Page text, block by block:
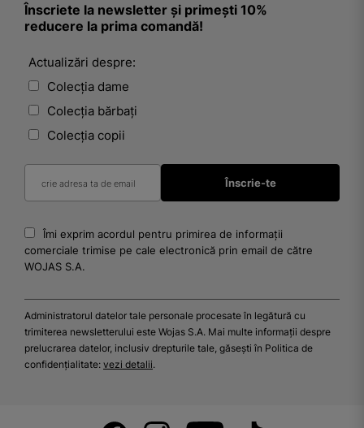
Înscriete la newsletter și primești 10%
reducere la prima comandă!
Actualizări despre:
Colecția dame
Colecția bărbați
Colecția copii
Îmi exprim acordul pentru primirea de informații
comerciale trimise pe cale electronică prin email de către
WOJAS S.A.
Administratorul datelor tale personale procesate în legătură cu
trimiterea newsletterului este Wojas S.A. Mai multe informații despre
prelucrarea datelor, inclusiv drepturile tale, găsești în Politica de
confidențialitate: vezi detalii.